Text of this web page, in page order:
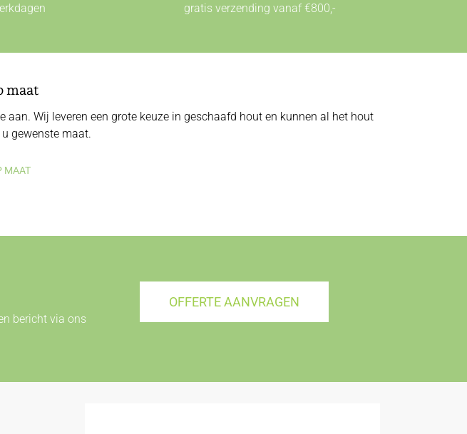
gratis verzending vanaf €800,-
maat
Wij leveren een grote keuze in geschaafd hout en kunnen al het hout
gewenste maat.
MAAT
bericht via ons
OFFERTE AANVRAGEN